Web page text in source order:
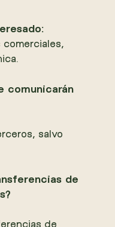
comerciales,
comunicarán
salvo
de
de